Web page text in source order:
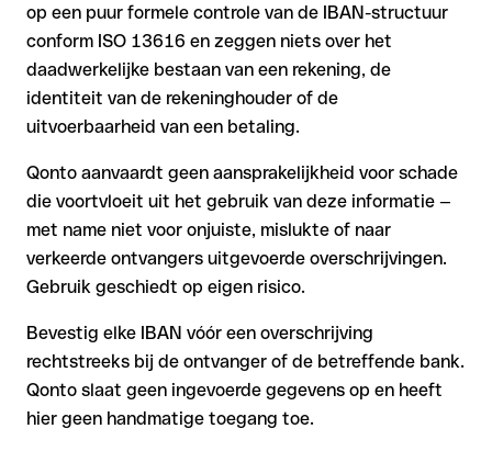
op een puur formele controle van de IBAN-structuur
conform ISO 13616 en zeggen niets over het
daadwerkelijke bestaan van een rekening, de
identiteit van de rekeninghouder of de
uitvoerbaarheid van een betaling.
Qonto aanvaardt geen aansprakelijkheid voor schade
die voortvloeit uit het gebruik van deze informatie —
met name niet voor onjuiste, mislukte of naar
verkeerde ontvangers uitgevoerde overschrijvingen.
Gebruik geschiedt op eigen risico.
Bevestig elke IBAN vóór een overschrijving
rechtstreeks bij de ontvanger of de betreffende bank.
Qonto slaat geen ingevoerde gegevens op en heeft
hier geen handmatige toegang toe.